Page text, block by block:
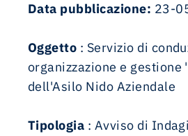
Data pubblicazione: 23-
Oggetto : Servizio di
organizzazione e gestione
dell'Asilo Nido Aziendale
Tipologia : Avviso di